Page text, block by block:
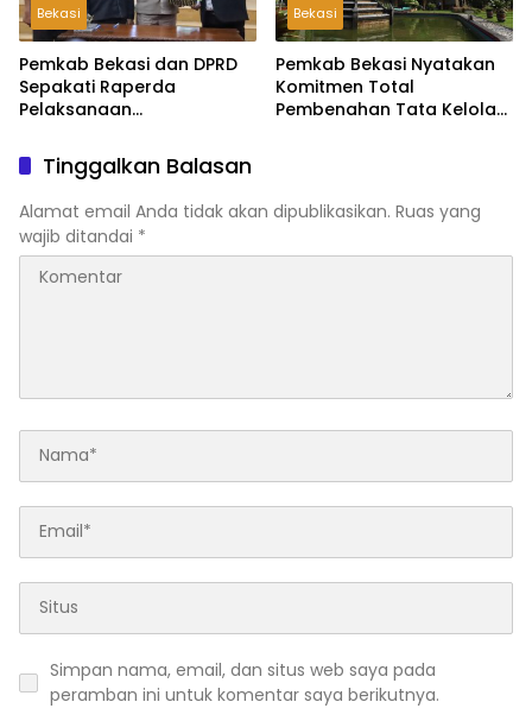
Bekasi
Pemkab Bekasi dan DPRD
Sepakati Raperda
Pelaksanaan
APBD 2025, Perkuat
Akuntabilitas Tata Kelola
Keuangan Daerah
Bekasi
Pemkab Bekasi Nyatakan
Komitmen Total
Pembenahan Tata Kelola
Tinggalkan Balasan
Alamat email Anda tidak akan dipublikasikan. Ruas yang
wajib ditandai *
Simpan nama, email, dan situs web saya pada
peramban ini untuk komentar saya berikutnya.